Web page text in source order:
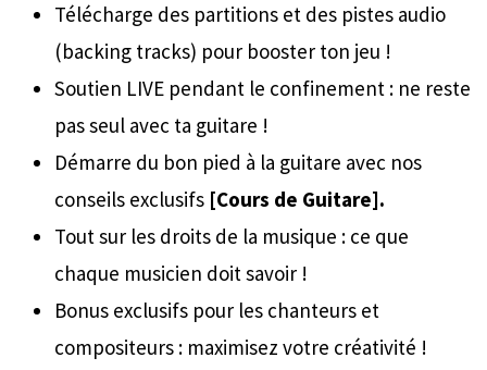
Télécharge des partitions et des pistes audio
(backing tracks) pour booster ton jeu !
Soutien LIVE pendant le confinement : ne reste
pas seul avec ta guitare !
Démarre du bon pied à la guitare avec nos
conseils exclusifs [Cours de Guitare].
Tout sur les droits de la musique : ce que
chaque musicien doit savoir !
Bonus exclusifs pour les chanteurs et
compositeurs : maximisez votre créativité !